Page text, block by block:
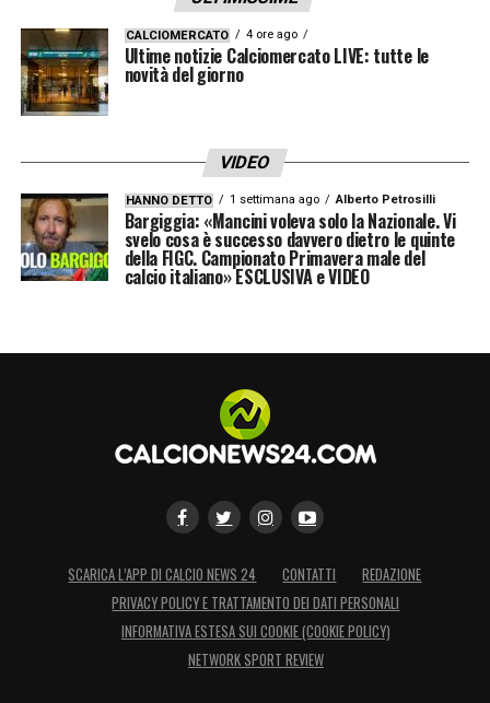
CALCIOMERCATO 4 ore ago
Ultime notizie Calciomercato LIVE: tutte le
novità del giorno
VIDEO
HANNO DETTO 1 settimana ago Alberto Petrosilli
Bargiggia: «Mancini voleva solo la Nazionale. Vi
svelo cosa è successo davvero dietro le quinte
della FIGC. Campionato Primavera male del
calcio italiano» ESCLUSIVA e VIDEO
SCARICA L’APP DI CALCIO NEWS 24 CONTATTI
REDAZIONE
PRIVACY POLICY E TRATTAMENTO DEI DATI PERSONALI
INFORMATIVA ESTESA SUI COOKIE (COOKIE POLICY)
NETWORK SPORT REVIEW